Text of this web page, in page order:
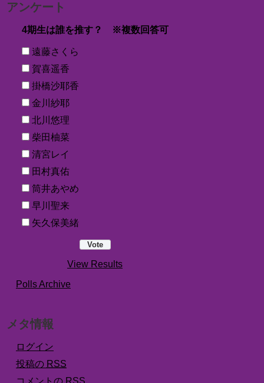
アンケート
4期生は誰を推す？ ※複数回答可
遠藤さくら
賀喜遥香
掛橋沙耶香
金川紗耶
北川悠理
柴田柚菜
清宮レイ
田村真佑
筒井あやめ
早川聖来
矢久保美緒
View Results
Polls Archive
メタ情報
ログイン
投稿の RSS